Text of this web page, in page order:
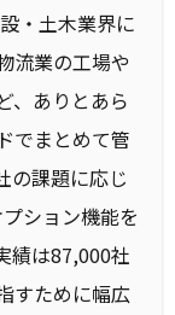
・土木業界に
流業の工場や
、ありとあら
でまとめて管
の課題に応じ
ション機能を
績は87,000社
すために幅広